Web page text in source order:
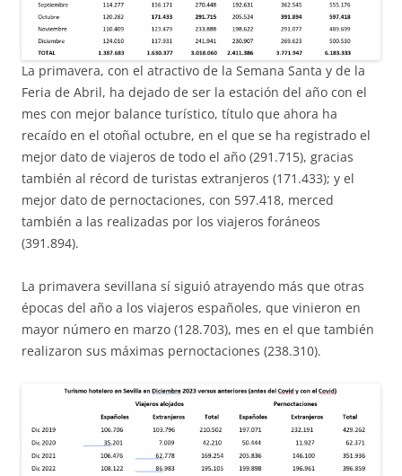
La primavera, con el atractivo de la Semana Santa y de la
Feria de Abril, ha dejado de ser la estación del año con el
mes con mejor balance turístico, título que ahora ha
recaído en el otoñal octubre, en el que se ha registrado el
mejor dato de viajeros de todo el año (291.715), gracias
también al récord de turistas extranjeros (171.433); y el
mejor dato de pernoctaciones, con 597.418, merced
también a las realizadas por los viajeros foráneos
(391.894).
La primavera sevillana sí siguió atrayendo más que otras
épocas del año a los viajeros españoles, que vinieron en
mayor número en marzo (128.703), mes en el que también
realizaron sus máximas pernoctaciones (238.310).